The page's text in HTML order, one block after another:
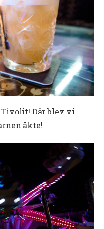
Tivolit! Där blev vi
åkte!